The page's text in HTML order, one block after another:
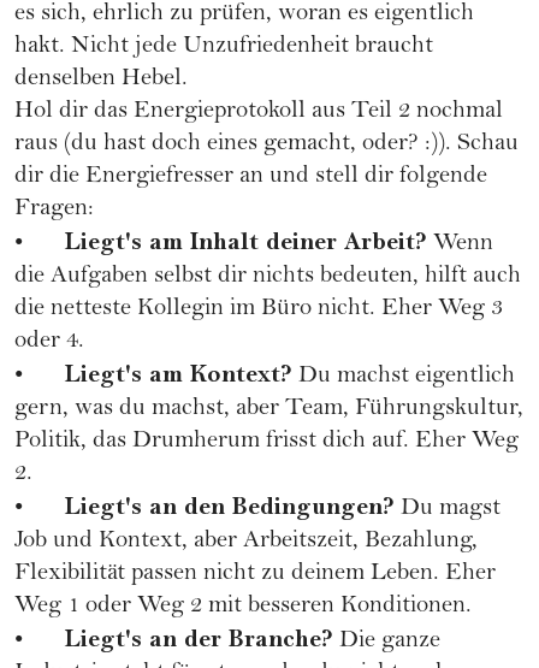
es sich, ehrlich zu prüfen, woran es eigentlich
hakt. Nicht jede Unzufriedenheit braucht
denselben Hebel.
Hol dir das Energieprotokoll aus Teil 2 nochmal
raus (du hast doch eines gemacht, oder? :)). Schau
dir die Energiefresser an und stell dir folgende
Fragen:
• Liegt's am Inhalt deiner Arbeit? Wenn
die Aufgaben selbst dir nichts bedeuten, hilft auch
die netteste Kollegin im Büro nicht. Eher Weg 3
oder 4.
• Liegt's am Kontext? Du machst eigentlich
gern, was du machst, aber Team, Führungskultur,
Politik, das Drumherum frisst dich auf. Eher Weg
2.
• Liegt's an den Bedingungen? Du magst
Job und Kontext, aber Arbeitszeit, Bezahlung,
Flexibilität passen nicht zu deinem Leben. Eher
Weg 1 oder Weg 2 mit besseren Konditionen.
• Liegt's an der Branche? Die ganze